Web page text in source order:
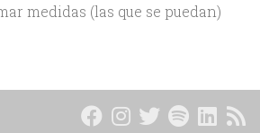
medidas (las que se puedan)